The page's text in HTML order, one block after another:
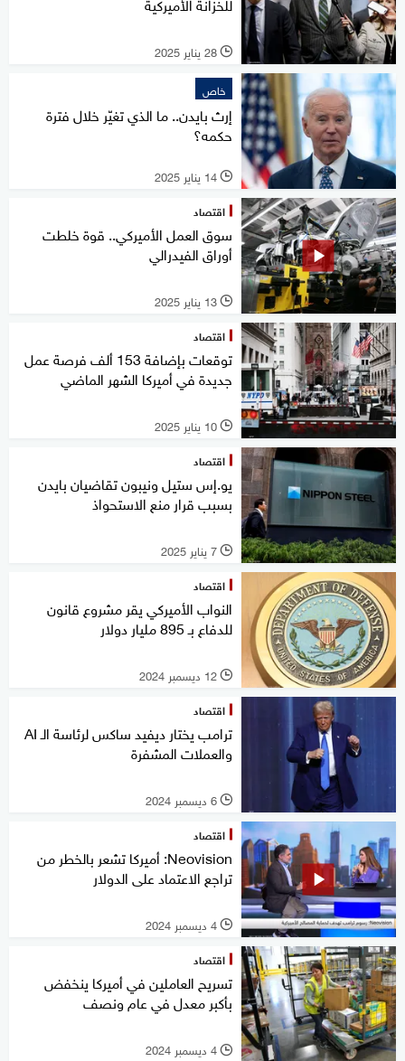
l 28 يناير 2025
خاص
إرث بايدن.. ما الذي تغيّر خلال فترة
حكمه؟
l 14 يناير 2025
اقتصاد
سوق العمل الأميركي.. قوة خلطت
أوراق الفيدرالي
l 13 يناير 2025
اقتصاد
توقعات بإضافة 153 ألف فرصة عمل
جديدة في أميركا الشهر الماضي
l 10 يناير 2025
اقتصاد
يو.إس ستيل ونيبون تقاضيان بايدن
بسبب قرار منع الاستحواذ
l 7 يناير 2025
اقتصاد
النواب الأميركي يقر مشروع قانون
للدفاع بـ 895 مليار دولار
l 12 ديسمبر 2024
اقتصاد
ترامب يختار ديفيد ساكس لرئاسة الـ AI
والعملات المشفرة
l 6 ديسمبر 2024
اقتصاد
Neovision: أميركا تشعر بالخطر من
تراجع الاعتماد على الدولار
l 4 ديسمبر 2024
اقتصاد
تسريح العاملين في أميركا ينخفض
بأكبر معدل في عام ونصف
l 4 ديسمبر 2024